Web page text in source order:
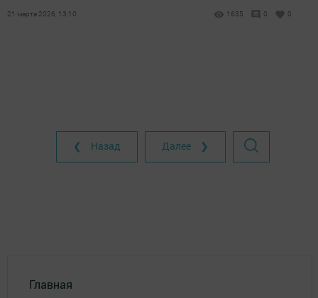
21 марта 2026, 13:10 1635 0 0
❮ Назад Далее ❯
Главная